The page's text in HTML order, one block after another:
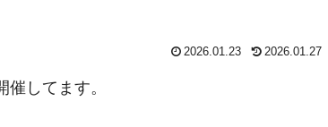
2026.01.23 2026.01.27
催してます。